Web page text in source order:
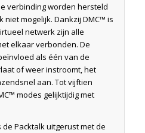
verbinding worden hersteld
niet mogelijk. Dankzij DMC™ is
netwerk zijn alle
elkaar verbonden. De
als één van de
of weer instroomt, het
aan. Tot vijftien
modes gelijktijdig met
Packtalk uitgerust met de